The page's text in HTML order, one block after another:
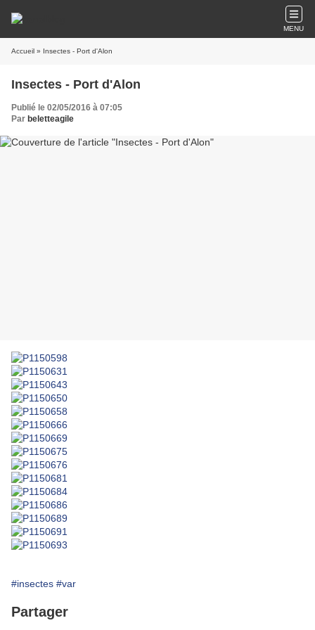
MENU
Accueil » Insectes - Port d'Alon
Insectes - Port d'Alon
Publié le 02/05/2016 à 07:05
Par beletteagile
#insectes #var
Partager